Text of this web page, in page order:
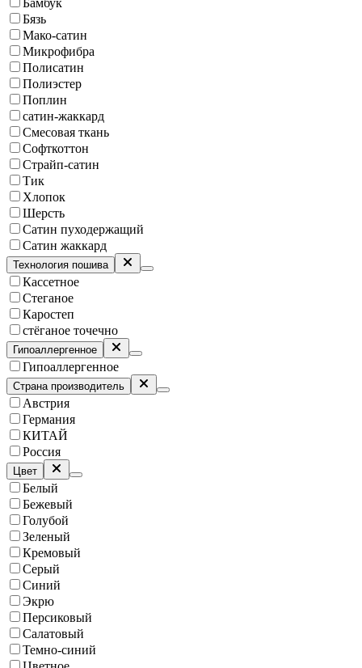
Бязь
Мако-сатин
Микрофибра
Полисатин
Полиэстер
Поплин
сатин-жаккард
Смесовая ткань
Софткоттон
Страйп-сатин
Тик
Хлопок
Шерсть
Сатин пуходержащий
Сатин жаккард
Технология пошива
Кассетное
Стеганое
Каростеп
стёганое точечно
Гипоаллергенное
Гипоаллергенное
Страна производитель
Австрия
Германия
КИТАЙ
Россия
Цвет
Белый
Бежевый
Голубой
Зеленый
Кремовый
Серый
Синий
Экрю
Персиковый
Салатовый
Темно-синий